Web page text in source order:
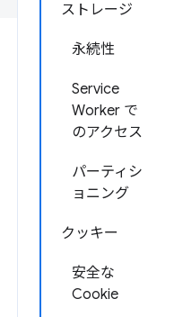
ストレージ
永続性
Service
Worker で
のアクセス
パーティシ
ョニング
クッキー
安全な
Cookie